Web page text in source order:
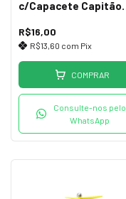
c/Capacete Capitão
R$16,00
R$13,60 com Pix
COMPRAR
Consulte-nos pelo
WhatsApp